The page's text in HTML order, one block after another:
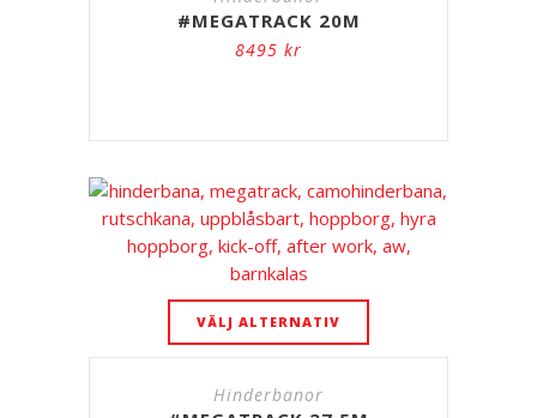
#MEGATRACK 20M
8495 kr
VÄLJ ALTERNATIV
Hinderbanor